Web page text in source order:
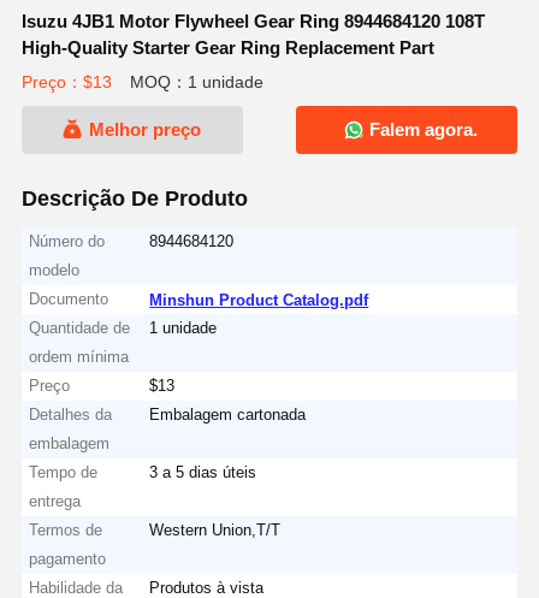
Isuzu 4JB1 Motor Flywheel Gear Ring 8944684120 108T
High-Quality Starter Gear Ring Replacement Part
Preço：$13 MOQ：1 unidade
Melhor preço Falem agora.
Descrição De Produto
Número do
modelo
8944684120
Documento
Minshun Product Catalog.pdf
Quantidade de
ordem mínima
1 unidade
Preço
$13
Detalhes da
embalagem
Embalagem cartonada
Tempo de
entrega
3 a 5 dias úteis
Termos de
pagamento
Western Union,T/T
Habilidade da
Produtos à vista